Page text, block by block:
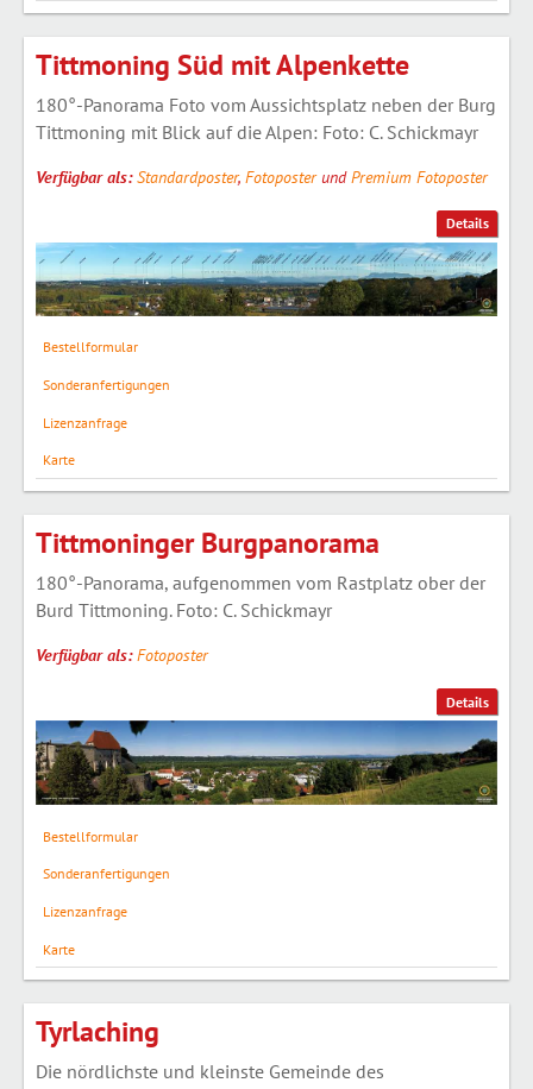
Details
Tittmoning Süd mit Alpenkette
180°-Panorama Foto vom Aussichtsplatz neben der Burg
Tittmoning mit Blick auf die Alpen: Foto: C. Schickmayr
Verfügbar als:Standardposter, FotoposterundPremium Fotoposter
Bestellformular
Sonderanfertigungen
Lizenzanfrage
Karte
Details
Tittmoninger Burgpanorama
180°-Panorama, aufgenommen vom Rastplatz ober der
Burd Tittmoning. Foto: C. Schickmayr
Verfügbar als:Fotoposter
Bestellformular
Sonderanfertigungen
Lizenzanfrage
Karte
Tyrlaching
Die nördlichste und kleinste Gemeinde des